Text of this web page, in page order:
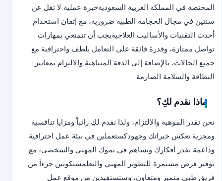
المختصة في المملكة العربية السعوديةخبرة عملية لا تقل عن
سنتين في مجال الحجامة الطبية ضرورية، مع إتقان استخدام
أحدث التقنيات والأساليب العلاجيةيجب أن تتمتعي بمهارات
تواصل ممتازة، وقدرة فائقة على التعامل بلطف واحترافية مع
جميع الحالات، بالإضافة إلى الدقة المتناهية والالتزام بمعايير
النظافة والسلامة الصارمة
ماذا نقدم لكِ؟
نحن نقدر الموهبة والالتزام، ولذا نقدم لكِ راتباً ومزايا تنافسية
ومجزية تعكس خبراتك وجهودكستعملين في بيئة عمل احترافية
وداعمة تقدر أفكارك وتساهم في نموك المهني والشخصي، مع
توفير فرص مستمرة للتطوير المهني والتعلمستكونين جزءاً من
فريق طبي متميز ومتعاون، وستستفيدين من موقع عمل